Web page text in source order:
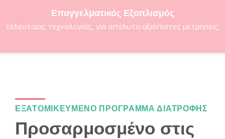
Επαγγελματικός Εξοπλισμός
τελευταίας τεχνολογίας, για απόλυτα αξιόπιστες μετρήσεις.
ΕΞΑΤΟΜΙΚΕΥΜΕΝΟ ΠΡΟΓΡΑΜΜΑ ΔΙΑΤΡΟΦΗΣ
Προσαρμοσμένο στις